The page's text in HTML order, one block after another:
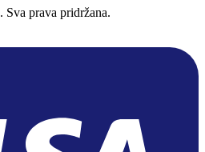
. Sva prava pridržana.